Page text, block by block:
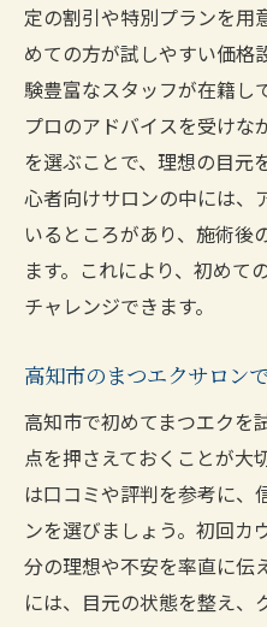
定の割引や特別プランを用
めての方が試しやすい価格
験豊富なスタッフが在籍し
プロのアドバイスを受けな
を選ぶことで、理想の目元
心者向けサロンの中には、
いるところがあり、施術後
ます。これにより、初めて
チャレンジできます。
高知市のまつエクサロン
高知市で初めてまつエクを
点を押さえておくことが大
は口コミや評判を参考に、
ンを選びましょう。初回カ
分の理想や不安を率直に伝
には、目元の状態を整え、